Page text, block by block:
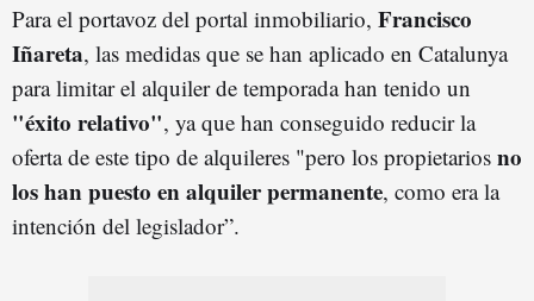
Para el portavoz del portal inmobiliario, Francisco
Iñareta, las medidas que se han aplicado en Catalunya
para limitar el alquiler de temporada han tenido un
"éxito relativo", ya que han conseguido reducir la
oferta de este tipo de alquileres "pero los propietarios no
los han puesto en alquiler permanente, como era la
intención del legislador”.